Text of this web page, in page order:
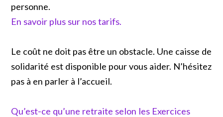
personne.
En savoir plus sur nos tarifs.
Le coût ne doit pas être un obstacle. Une caisse de
solidarité est disponible pour vous aider. N’hésitez
pas à en parler à l’accueil.
Qu’est-ce qu’une retraite selon les Exercices